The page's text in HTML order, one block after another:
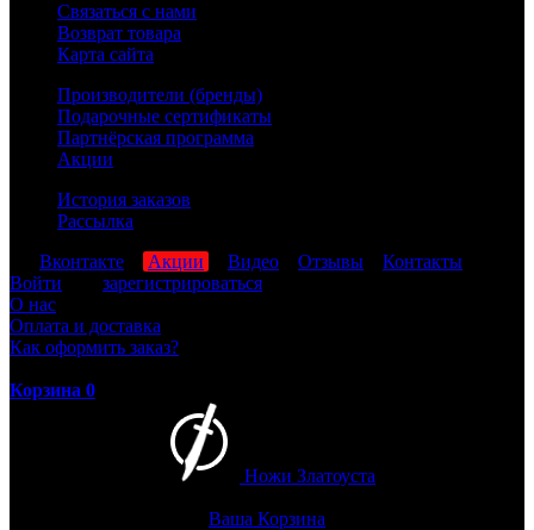
Связаться с нами
Возврат товара
Карта сайта
Производители (бренды)
Подарочные сертификаты
Партнёрская программа
Акции
История заказов
Рассылка
Вконтакте Акции Видео Отзывы
Контакты
Войти
зарегистрироваться
О нас
Оплата и доставка
Как оформить заказ?
Корзина 0
Ножи Златоуста
Ваша Корзина